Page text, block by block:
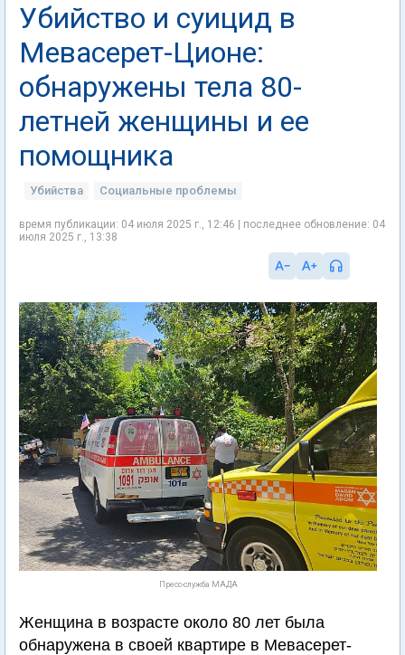
Убийство и суицид в
Мевасерет-Ционе:
обнаружены тела 80-
летней женщины и ее
помощника
Убийства Социальные проблемы
время публикации: 04 июля 2025 г., 12:46 | последнее обновление: 04
июля 2025 г., 13:38
Пресс-служба МАДА
Женщина в возрасте около 80 лет была
обнаружена в своей квартире в Мевасерет-